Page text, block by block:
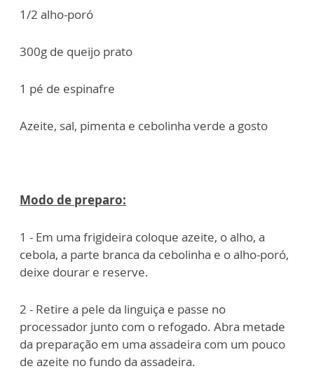
1/2 alho-poró
300g de queijo prato
1 pé de espinafre
Azeite, sal, pimenta e cebolinha verde a gosto
Modo de preparo:
1 - Em uma frigideira coloque azeite, o alho, a
cebola, a parte branca da cebolinha e o alho-poró,
deixe dourar e reserve.
2 - Retire a pele da linguiça e passe no
processador junto com o refogado. Abra metade
da preparação em uma assadeira com um pouco
de azeite no fundo da assadeira.